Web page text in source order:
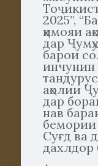
2025”,
ҳимояи
дар
барои
инчунин
аҳолии
дар
нав
бемории
Суғд ва
дахлдор